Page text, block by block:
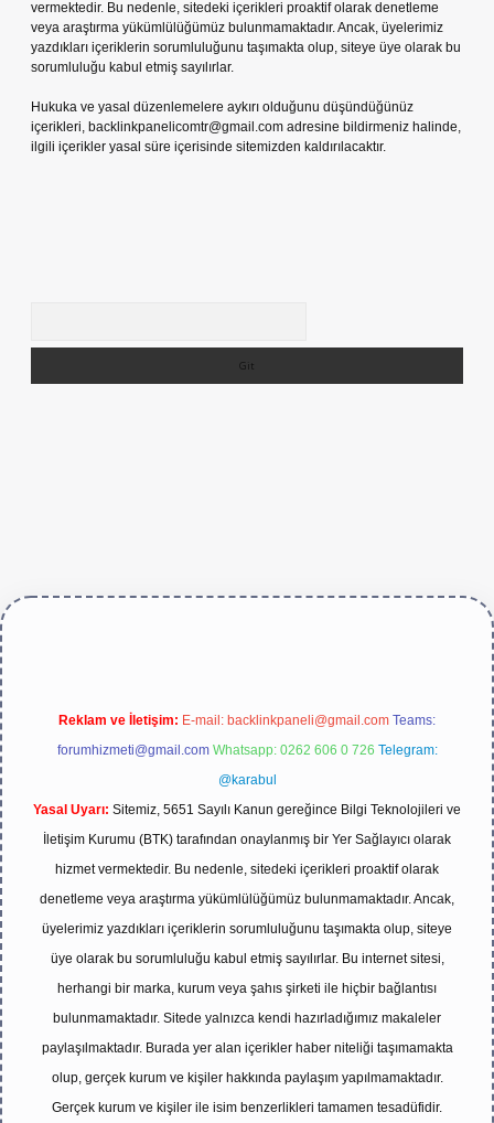
vermektedir. Bu nedenle, sitedeki içerikleri proaktif olarak denetleme
veya araştırma yükümlülüğümüz bulunmamaktadır. Ancak, üyelerimiz
yazdıkları içeriklerin sorumluluğunu taşımakta olup, siteye üye olarak bu
sorumluluğu kabul etmiş sayılırlar.
Hukuka ve yasal düzenlemelere aykırı olduğunu düşündüğünüz
içerikleri, backlinkpanelicomtr@gmail.com adresine bildirmeniz halinde,
ilgili içerikler yasal süre içerisinde sitemizden kaldırılacaktır.
Reklam ve İletişim: E-mail: backlinkpaneli@gmail.com Teams:
forumhizmeti@gmail.com Whatsapp: 0262 606 0 726 Telegram:
@karabul
Yasal Uyarı: Sitemiz, 5651 Sayılı Kanun gereğince Bilgi Teknolojileri ve
İletişim Kurumu (BTK) tarafından onaylanmış bir Yer Sağlayıcı olarak
hizmet vermektedir. Bu nedenle, sitedeki içerikleri proaktif olarak
denetleme veya araştırma yükümlülüğümüz bulunmamaktadır. Ancak,
üyelerimiz yazdıkları içeriklerin sorumluluğunu taşımakta olup, siteye
üye olarak bu sorumluluğu kabul etmiş sayılırlar. Bu internet sitesi,
herhangi bir marka, kurum veya şahıs şirketi ile hiçbir bağlantısı
bulunmamaktadır. Sitede yalnızca kendi hazırladığımız makaleler
paylaşılmaktadır. Burada yer alan içerikler haber niteliği taşımamakta
olup, gerçek kurum ve kişiler hakkında paylaşım yapılmamaktadır.
Gerçek kurum ve kişiler ile isim benzerlikleri tamamen tesadüfidir.